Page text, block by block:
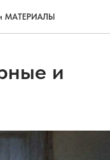
МАТЕРИАЛЫ
и